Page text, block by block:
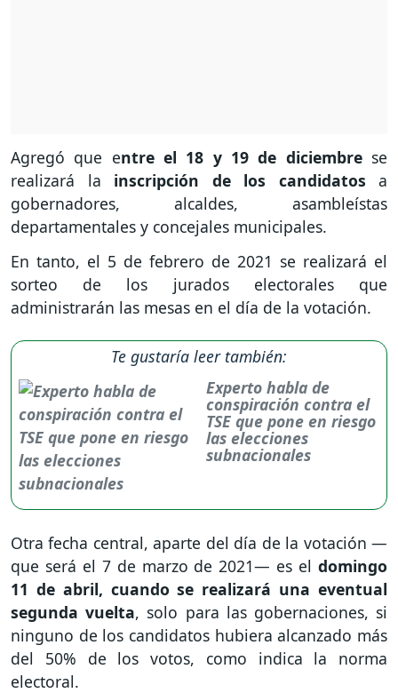
Agregó que entre el 18 y 19 de diciembre se
realizará la inscripción de los candidatos a
gobernadores, alcaldes, asambleístas
departamentales y concejales municipales.
En tanto, el 5 de febrero de 2021 se realizará el
sorteo de los jurados electorales que
administrarán las mesas en el día de la votación.
Te gustaría leer también:
Experto habla de
conspiración contra el
TSE que pone en riesgo
las elecciones
subnacionales
Otra fecha central, aparte del día de la votación —
que será el 7 de marzo de 2021— es el domingo
11 de abril, cuando se realizará una eventual
segunda vuelta, solo para las gobernaciones, si
ninguno de los candidatos hubiera alcanzado más
del 50% de los votos, como indica la norma
electoral.